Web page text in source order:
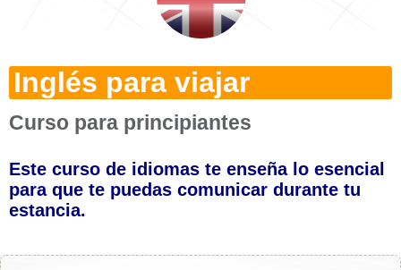
Inglés para viajar
Curso para principiantes
Este curso de idiomas te enseña lo esencial
para que te puedas comunicar durante tu
estancia.